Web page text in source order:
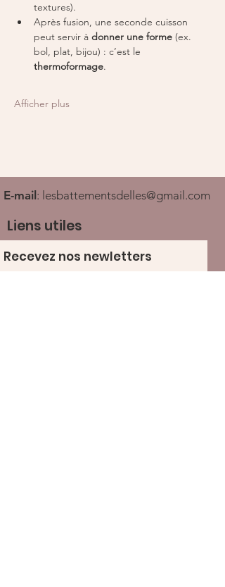
textures).
Après fusion, une seconde cuisson
peut servir à donner une forme (ex.
bol, plat, bijou) : c’est le
thermoformage.
Afficher plus
E-mail : lesbattementsdelles@gmail.com
Liens utiles
Recevez nos newletters